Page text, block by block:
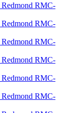
Redmond RMC-
Redmond RMC-
Redmond RMC-
Redmond RMC-
Redmond RMC-
Redmond RMC-